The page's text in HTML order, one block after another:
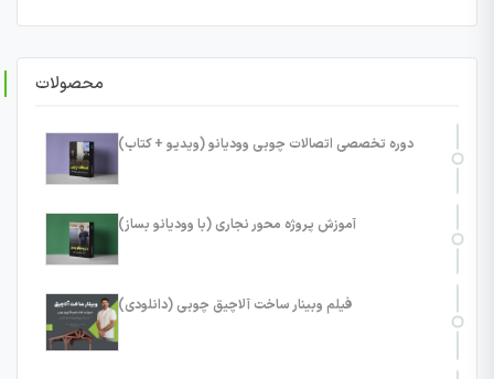
محصولات
دوره تخصصی اتصالات چوبی وودیانو (ویدیو + کتاب)
آموزش پروژه محور نجاری (با وودیانو بساز)
فیلم وبینار ساخت آلاچیق چوبی (دانلودی)